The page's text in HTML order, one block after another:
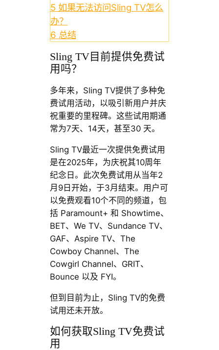
5 如果无法访问Sling TV怎么
办？
6 总结
Sling TV目前提供免费试
用吗？
多年来，Sling TV提供了多种免
费试用活动，以吸引新用户并庆
祝重要的里程碑。这些试用期通
常为7天、14天，甚至30 天。
Sling TV最近一次提供免费试用
是在2025年，为庆祝其10周年
纪念日。此次免费试用从当年2
月9日开始，于3月结束。用户可
以免费观看10个不同的频道，包
括 Paramount+ 和 Showtime、
BET、We TV、Sundance TV、
GAF、Aspire TV、The
Cowboy Channel、The
Cowgirl Channel、GRIT、
Bounce 以及 FYI。
但到目前为止，Sling TV的免费
试用还未开放。
如何获取Sling TV免费试
用